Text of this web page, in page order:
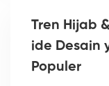
Tren Hijab
ide Desain
Populer